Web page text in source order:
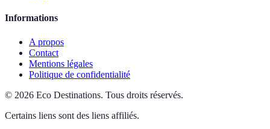
Informations
A propos
Contact
Mentions légales
Politique de confidentialité
© 2026 Eco Destinations. Tous droits réservés.
Certains liens sont des liens affiliés.